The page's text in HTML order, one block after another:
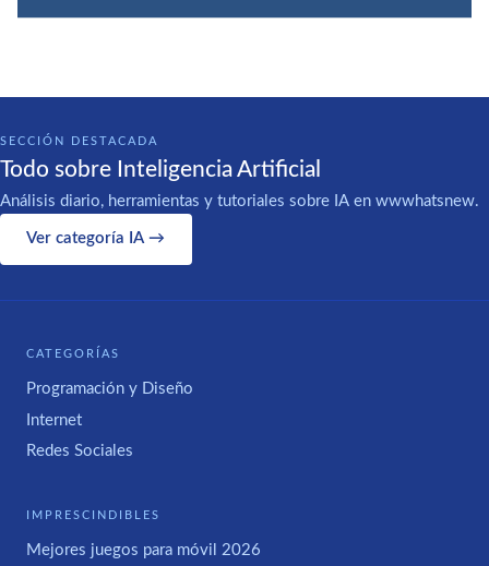
SECCIÓN DESTACADA
Todo sobre Inteligencia Artificial
Análisis diario, herramientas y tutoriales sobre IA en wwwhatsnew.
Ver categoría IA →
CATEGORÍAS
Programación y Diseño
Internet
Redes Sociales
IMPRESCINDIBLES
Mejores juegos para móvil 2026